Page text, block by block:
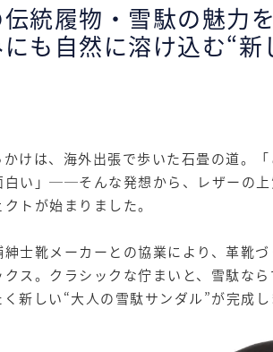
統履物・雪駄の魅力
も自然に溶け込む“新
かけは、海外出張で歩いた石畳の道。
白い」──そんな発想から、レザーの
トが始まりました。
士靴メーカーとの協業により、革靴
ス。クラシックな佇まいと、雪駄な
新しい“大人の雪駄サンダル”が完成し